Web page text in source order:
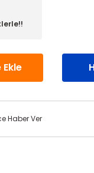
Haber Ver